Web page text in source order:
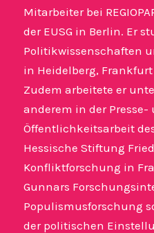
Mitarbeiter bei
der EUSG in Berlin. Er
Politikwissenschaften
in Heidelberg,
Zudem arbeitete er
anderem in der Presse-
Öffentlichkeitsarbeit
Hessische Stiftung
Konfliktforschung in
Gunnars
Populismusforschung
der politischen